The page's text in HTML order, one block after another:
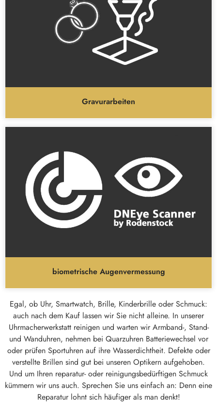
Gravurarbeiten
biometrische Augenvermessung
Egal, ob Uhr, Smartwatch, Brille, Kinderbrille oder Schmuck:
auch nach dem Kauf lassen wir Sie nicht alleine. In unserer
Uhrmacherwerkstatt reinigen und warten wir Armband-, Stand-
und Wanduhren, nehmen bei Quarzuhren Batteriewechsel vor
oder prüfen Sportuhren auf ihre Wasserdichtheit. Defekte oder
verstellte Brillen sind gut bei unseren Optikern aufgehoben.
Und um Ihren reparatur- oder reinigungsbedürftigen Schmuck
kümmern wir uns auch. Sprechen Sie uns einfach an: Denn eine
Reparatur lohnt sich häufiger als man denkt!